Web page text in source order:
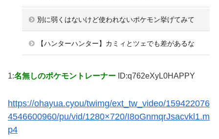
別に弱くはないけど使われないポケモン挙げてみて
【ハンターハンター】カミィとツェでも差があるな
1:名無しのポケモントレーナー ID:q762eXyL0HAPPY
https://ohayua.cyou/twimg/ext_tw_video/159422076
4546600960/pu/vid/1280×720/I8oGnmqrJsacvkl1.m
p4